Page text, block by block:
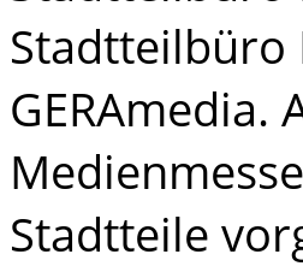
Stadtteilbüro
GERAmedia.
Stadtteile